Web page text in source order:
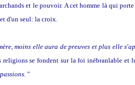
et le pouvoir. A cet homme là qui
d'un seul: la croix.
moins elle aura de preuves et plus elle
religions se fondent sur la foi inébranlable et
"